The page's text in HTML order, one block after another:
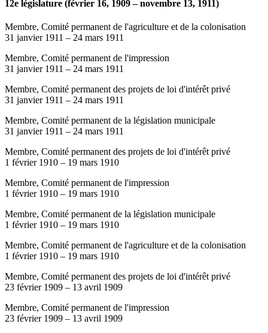
12e législature (février 16, 1909 – novembre 13, 1911)
Membre, Comité permanent de l'agriculture et de la colonisation
31 janvier 1911 – 24 mars 1911
Membre, Comité permanent de l'impression
31 janvier 1911 – 24 mars 1911
Membre, Comité permanent des projets de loi d'intérêt privé
31 janvier 1911 – 24 mars 1911
Membre, Comité permanent de la législation municipale
31 janvier 1911 – 24 mars 1911
Membre, Comité permanent des projets de loi d'intérêt privé
1 février 1910 – 19 mars 1910
Membre, Comité permanent de l'impression
1 février 1910 – 19 mars 1910
Membre, Comité permanent de la législation municipale
1 février 1910 – 19 mars 1910
Membre, Comité permanent de l'agriculture et de la colonisation
1 février 1910 – 19 mars 1910
Membre, Comité permanent des projets de loi d'intérêt privé
23 février 1909 – 13 avril 1909
Membre, Comité permanent de l'impression
23 février 1909 – 13 avril 1909